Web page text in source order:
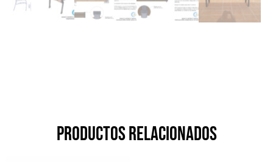
Productos relacionados